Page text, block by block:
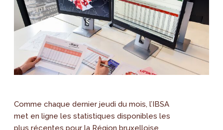
Comme chaque dernier jeudi du mois, l’IBSA
met en ligne les statistiques disponibles les
plus récentes pour la Région bruxelloise